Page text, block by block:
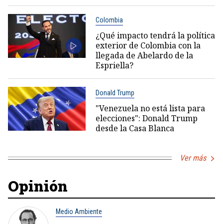
Colombia
¿Qué impacto tendrá la política
exterior de Colombia con la
llegada de Abelardo de la
Espriella?
Donald Trump
"Venezuela no está lista para
elecciones": Donald Trump
desde la Casa Blanca
Ver más
Opinión
Medio Ambiente